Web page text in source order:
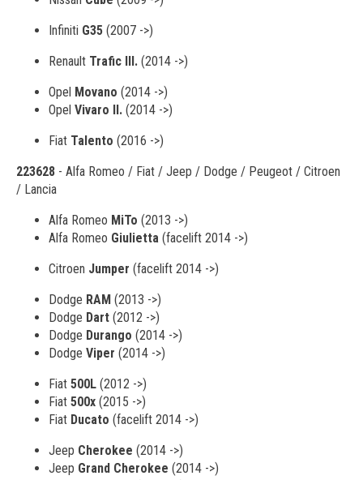
Infiniti G35 (2007 ->)
Renault Trafic III. (2014 ->)
Opel Movano (2014 ->)
Opel Vivaro II. (2014 ->)
Fiat Talento (2016 ->)
223628 - Alfa Romeo / Fiat / Jeep / Dodge / Peugeot / Citroen
/ Lancia
Alfa Romeo MiTo (2013 ->)
Alfa Romeo Giulietta (facelift 2014 ->)
Citroen Jumper (facelift 2014 ->)
Dodge RAM (2013 ->)
Dodge Dart (2012 ->)
Dodge Durango (2014 ->)
Dodge Viper (2014 ->)
Fiat 500L (2012 ->)
Fiat 500x (2015 ->)
Fiat Ducato (facelift 2014 ->)
Jeep Cherokee (2014 ->)
Jeep Grand Cherokee (2014 ->)